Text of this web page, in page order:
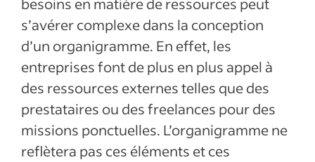
s’avérer complexe dans la conception
d’un organigramme. En effet, les
entreprises font de plus en plus appel à
des ressources externes telles que des
prestataires ou des freelances pour des
missions ponctuelles. L’organigramme ne
reflètera pas ces éléments et ces